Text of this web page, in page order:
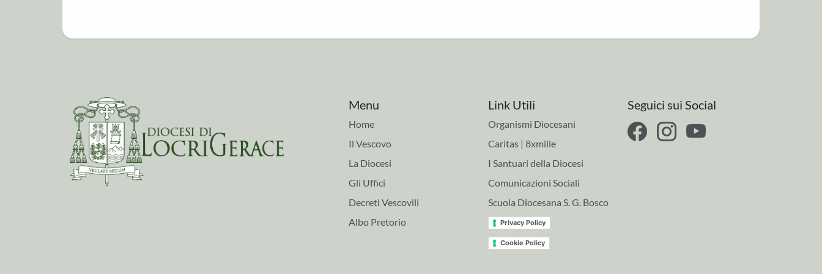
Menu
Home
Il Vescovo
La Diocesi
Gli Uffici
Decreti Vescovili
Albo Pretorio
Link Utili
Organismi Diocesani
Caritas | 8xmille
I Santuari della Diocesi
Comunicazioni Sociali
Scuola Diocesana S. G. Bosco
Privacy Policy
Cookie Policy
Seguici sui Social